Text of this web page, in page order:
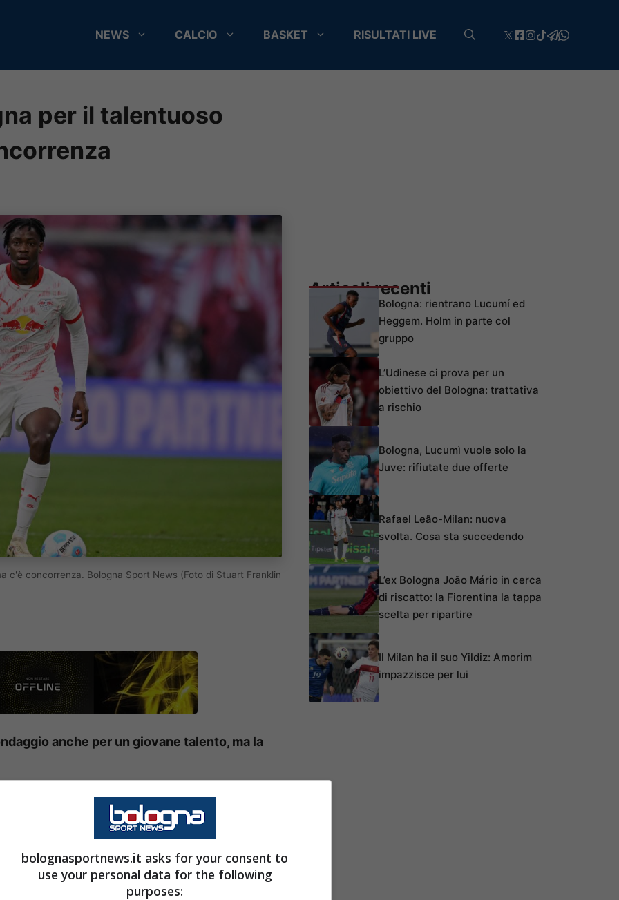
NEWS CALCIO BASKET RISULTATI LIVE
per il talentuoso
c'è concorrenza. Bologna Sport News (Foto di Stuart Franklin
anche per un giovane talento, ma la
calde: il calciomercato è infatti entrato
i rinforzi per la seconda parte di stagione.
è certo un segreto che l’obiettivo è quello di
Lucumí, ai box per circa un mese.
Articoli recenti
Bologna: rientrano Lucumí ed
Heggem. Holm in parte col
gruppo
L’Udinese ci prova per un
obiettivo del Bologna: trattativa
a rischio
Bologna, Lucumì vuole solo la
Juve: rifiutate due offerte
Rafael Leão-Milan: nuova
svolta. Cosa sta succedendo
L’ex Bologna João Mário in cerca
di riscatto: la Fiorentina la tappa
scelta per ripartire
Il Milan ha il suo Yildiz: Amorim
impazzisce per lui
bolognasportnews.it asks for your consent to
use your personal data for the following
purposes: